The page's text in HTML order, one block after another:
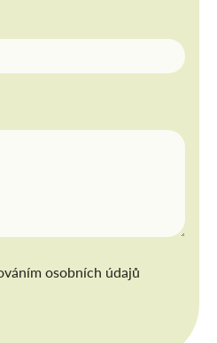
osobních údajů